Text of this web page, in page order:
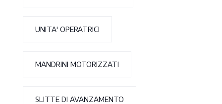
UNITA' OPERATRICI
MANDRINI MOTORIZZATI
SLITTE DI AVANZAMENTO